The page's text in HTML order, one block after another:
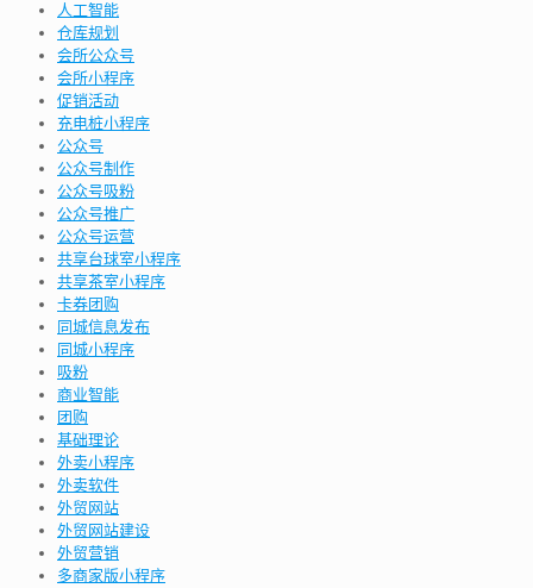
人工智能
仓库规划
会所公众号
会所小程序
促销活动
充电桩小程序
公众号
公众号制作
公众号吸粉
公众号推广
公众号运营
共享台球室小程序
共享茶室小程序
卡券团购
同城信息发布
同城小程序
吸粉
商业智能
团购
基础理论
外卖小程序
外卖软件
外贸网站
外贸网站建设
外贸营销
多商家版小程序